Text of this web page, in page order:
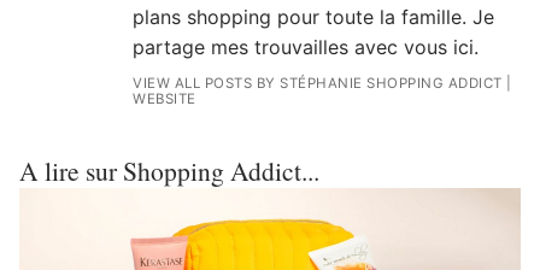
plans shopping pour toute la famille. Je
partage mes trouvailles avec vous ici.
VIEW ALL POSTS BY STÉPHANIE SHOPPING ADDICT
WEBSITE
A lire sur Shopping Addict...